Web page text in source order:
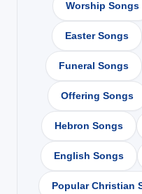
Worship Songs
Easter Songs
Funeral Songs
Offering Songs
Hebron Songs
English Songs
Popular Christian